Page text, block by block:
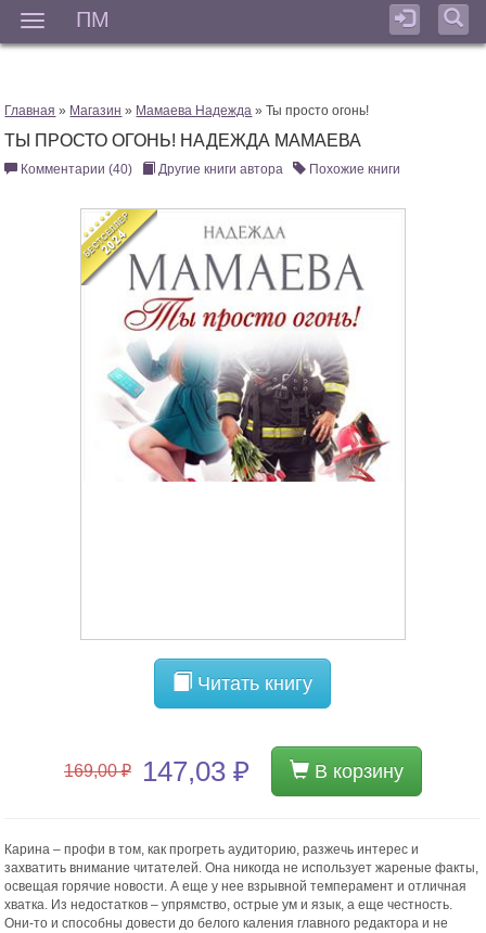
ПМ
Главная » Магазин » Мамаева Надежда » Ты просто огонь!
ТЫ ПРОСТО ОГОНЬ! НАДЕЖДА МАМАЕВА
Комментарии (40) Другие книги автора Похожие книги
Читать книгу
169,00 ₽ 147,03 ₽ В корзину
Карина – профи в том, как прогреть аудиторию, разжечь интерес и
захватить внимание читателей. Она никогда не использует жареные факты,
освещая горячие новости. А еще у нее взрывной темперамент и отличная
хватка. Из недостатков – упрямство, острые ум и язык, а еще честность.
Они-то и способны довести до белого каления главного редактора и не